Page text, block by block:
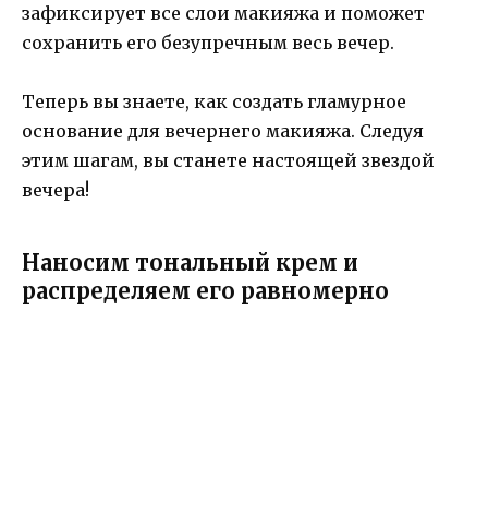
зафиксирует все слои макияжа и поможет
сохранить его безупречным весь вечер.
Теперь вы знаете, как создать гламурное
основание для вечернего макияжа. Следуя
этим шагам, вы станете настоящей звездой
вечера!
Наносим тональный крем и
распределяем его равномерно